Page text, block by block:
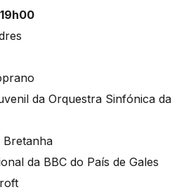
da Orquestra Sinfónica da
Bretanha
da BBC do País de Gales